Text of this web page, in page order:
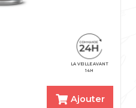
LA VEILLE AVANT
14H
Ajouter